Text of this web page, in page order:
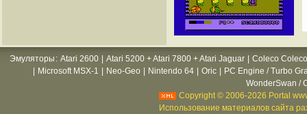
Эмуляторы : Atari 2600 Atari 5200 + Atari 7800 + Atari Jaguar
Coleco
Microsoft MSX-1 Neo-Geo Nintendo 64 Oric
PC Engine / Turbo
WonderSwan /
Copyright © 2006-2026 Portal
Использование материалов сайта